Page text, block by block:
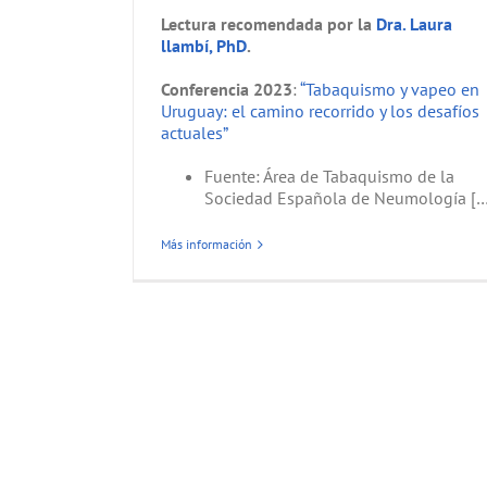
Lectura recomendada por la Dra. Laura
llambí, PhD.
Conferencia 2023: “Tabaquismo y vapeo en
Uruguay: el camino recorrido y los desafíos
actuales”
Fuente: Área de Tabaquismo de la
Sociedad Española de Neumología
Más información